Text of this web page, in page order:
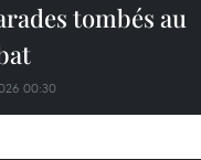
tombés au
00:30